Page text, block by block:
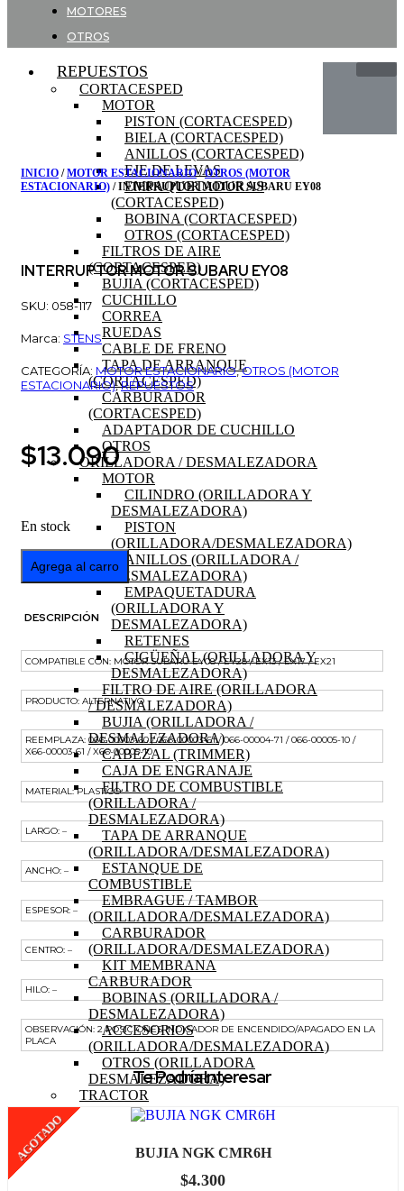
MOTORES
OTROS
REPUESTOS
CORTACESPED
MOTOR
PISTON (CORTACESPED)
BIELA (CORTACESPED)
ANILLOS (CORTACESPED)
EJE DE LEVAS
EMPAQUETADURAS
(CORTACESPED)
BOBINA (CORTACESPED)
OTROS (CORTACESPED)
FILTROS DE AIRE
(CORTACESPED)
BUJIA (CORTACESPED)
CUCHILLO
CORREA
RUEDAS
CABLE DE FRENO
TAPA DE ARRANQUE
(CORTACESPED)
CARBURADOR
(CORTACESPED)
ADAPTADOR DE CUCHILLO
OTROS
ORILLADORA / DESMALEZADORA
MOTOR
CILINDRO (ORILLADORA Y
DESMALEZADORA)
PISTON
(ORILLADORA/DESMALEZADORA)
ANILLOS (ORILLADORA /
DESMALEZADORA)
EMPAQUETADURA
(ORILLADORA Y
DESMALEZADORA)
RETENES
CIGÜEÑAL (ORILLADORA Y
DESMALEZADORA)
FILTRO DE AIRE (ORILLADORA
/ DESMALEZADORA)
BUJIA (ORILLADORA /
DESMALEZADORA)
CABEZAL (TRIMMER)
CAJA DE ENGRANAJE
FILTRO DE COMBUSTIBLE
(ORILLADORA /
DESMALEZADORA)
TAPA DE ARRANQUE
(ORILLADORA/DESMALEZADORA)
ESTANQUE DE
COMBUSTIBLE
EMBRAGUE / TAMBOR
(ORILLADORA/DESMALEZADORA)
CARBURADOR
(ORILLADORA/DESMALEZADORA)
KIT MEMBRANA
CARBURADOR
BOBINAS (ORILLADORA /
DESMALEZADORA)
ACCESORIOS
(ORILLADORA/DESMALEZADORA)
OTROS (ORILLADORA
DESMALEZADORA)
TRACTOR
MOTOR (TRACTOR)
BIELA (TRACTOR)
MOTOR DE PARTIDA
INICIO /MOTOR ESTACIONARIO/OTROS (MOTOR
ESTACIONARIO) / INTERRUPTOR MOTOR SUBARU EY08
INTERRUPTOR MOTOR SUBARU EY08
SKU: 058-117
Marca: STENS
CATEGORÍA: MOTOR ESTACIONARIO,OTROS (MOTOR
ESTACIONARIO),REPUESTOS
$13.090
En stock
INTERRUPTOR
MOTOR
SUBARU
cantidad
Agrega al carro
DESCRIPCIÓN
COMPATIBLE CON: MOTOR SUBARU EY08 / EY28 / EX13 / EX17 / EX21
PRODUCTO: ALTERNATIVO
REEMPLAZA: 066-00003-60 / 066-00003-61 / 066-00004-71 / 066-00005-10 /
X66-00003-61 / X66-00005-10
MATERIAL: PLASTICO
LARGO: –
ANCHO: –
ESPESOR: –
CENTRO: –
HILO: –
OBSERVACIÓN: 2 POSICIONES INDICADOR DE ENCENDIDO/APAGADO EN LA
PLACA
Te Podría Interesar
BUJIA NGK CMR6H
AGOTADO
$4.300